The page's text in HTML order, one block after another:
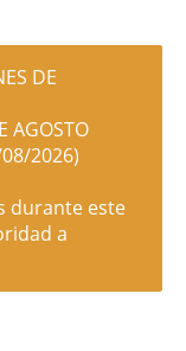
DE
AGOSTO
2026)
durante este
a